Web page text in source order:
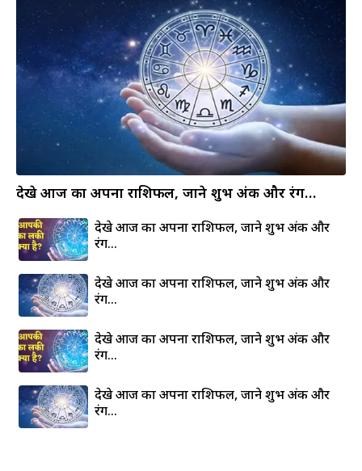
देखे आज का अपना राशिफल, जाने शुभ अंक और रंग…
देखे आज का अपना राशिफल, जाने शुभ अंक और
रंग…
देखे आज का अपना राशिफल, जाने शुभ अंक और
रंग…
देखे आज का अपना राशिफल, जाने शुभ अंक और
रंग…
देखे आज का अपना राशिफल, जाने शुभ अंक और
रंग…